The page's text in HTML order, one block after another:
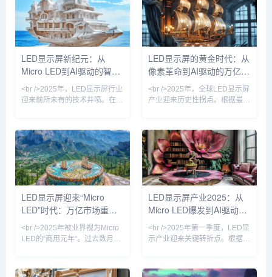
Alphabet Inc. 与软银集团——
相继披露了规模空前的债务融资
方案，清晰勾勒出这场AI军备竞
赛已迈入高杠杆、长周期、重资
本的新阶段。据知情人士及监管
文件显示，谷歌母公司Alphabet
计划在公开市场分十批发行公司
筹资目标介于20...
Micro LED在60英寸以下显示领
域的良率突破至99.99%的实验
室水平，而巨量转移设备成本同
比降低42%，这直接推动三星、
索尼与国内京东方系厂商将
Micro LED商用时间表提前至
2025年Q3。与此同时，
据P1.2以下
LED显示屏新纪元：从
Micro LED到AI驱动的智慧
屏革命
<br />2025年，LED显示屏行业
迎来前所未有的技术井喷。在刚
同时展示了基于Micro LED技术
的全新产品线，像素间距首次突
破P0.3以下，亮度达到10000尼
特，对比度提升至理论极限。更
令人振奋的是，中国企业利亚德
与晶电合作的Micro LED量产线
正式投产，成本较去年下降
40%，这标志着Micro LED从
LED显示屏的黄金时代：从
像素革命到AI驱动的万亿级
视觉生态
<br />2025年，全球LED显示屏
产业迎来历史性拐点。根据最新
亿美元，同比增长23.7%。这背
后的核心驱动力，来自Mini
LED和Micro LED技术的商业化
落地彻底打破了传统小间距LED
的天花板。利亚德、洲明科技、
艾比森等头部企业相继推出P0.3
以下超微间距产品，将LED显示
屏从“远观巨幕”推向“近触视界”
LED显示屏迎来“Micro
LED”时代：万亿市场重塑
视觉革命
<br />2025年被业界视为Micro
LED的“商用元年”。过去数月
屏，像素间距突破至P0.3以下，
LED显示屏产业2025：从
Micro LED爆发到AI驱动的
户外媒体革命
<br />2025年第一季度，LED显
示产业迎来关键转折点。根据最
LED显示屏进入小批量量产阶